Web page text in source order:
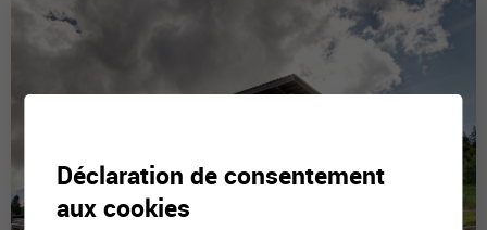
Déclaration de consentement
aux cookies